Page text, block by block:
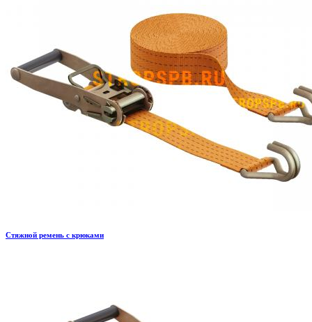
Стяжной ремень с крюками